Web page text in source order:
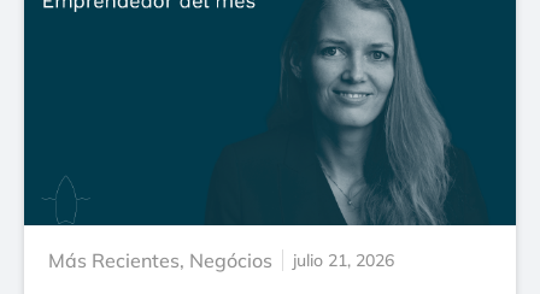
Más Recientes, Negócios julio 21, 2026